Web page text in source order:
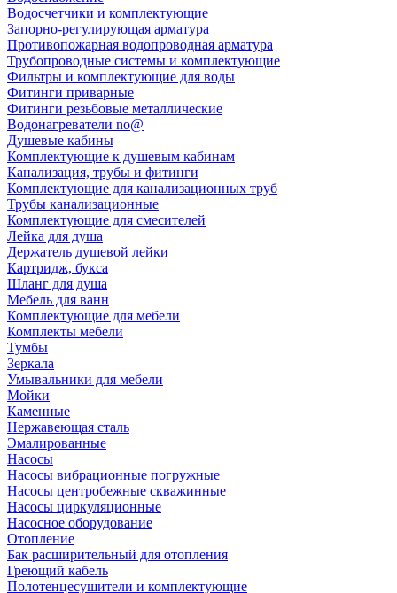
Водосчетчики и комплектующие
Запорно-регулирующая арматура
Противопожарная водопроводная арматура
Трубопроводные системы и комплектующие
Фильтры и комплектующие для воды
Фитинги приварные
Фитинги резьбовые металлические
Водонагреватели no@
Душевые кабины
Комплектующие к душевым кабинам
Канализация, трубы и фитинги
Комплектующие для канализационных труб
Трубы канализационные
Комплектующие для смесителей
Лейка для душа
Держатель душевой лейки
Картридж, букса
Шланг для душа
Мебель для ванн
Комплектующие для мебели
Комплекты мебели
Тумбы
Зеркала
Умывальники для мебели
Мойки
Каменные
Нержавеющая сталь
Эмалированные
Насосы
Насосы вибрационные погружные
Насосы центробежные скважинные
Насосы циркуляционные
Насосное оборудование
Отопление
Бак расширительный для отопления
Греющий кабель
Полотенцесушители и комплектующие